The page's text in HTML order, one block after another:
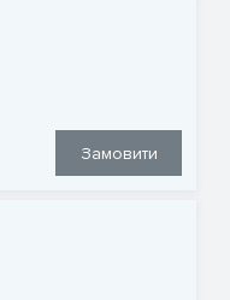
Замовити